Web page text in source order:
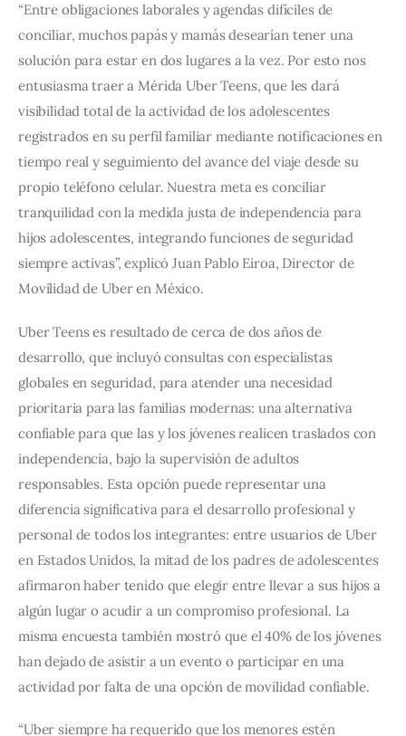
“Entre obligaciones laborales y agendas difíciles de
conciliar, muchos papás y mamás desearían tener una
solución para estar en dos lugares a la vez. Por esto nos
entusiasma traer a Mérida Uber Teens, que les dará
visibilidad total de la actividad de los adolescentes
registrados en su perfil familiar mediante notificaciones en
tiempo real y seguimiento del avance del viaje desde su
propio teléfono celular. Nuestra meta es conciliar
tranquilidad con la medida justa de independencia para
hijos adolescentes, integrando funciones de seguridad
siempre activas”, explicó Juan Pablo Eiroa, Director de
Movilidad de Uber en México.
Uber Teens es resultado de cerca de dos años de
desarrollo, que incluyó consultas con especialistas
globales en seguridad, para atender una necesidad
prioritaria para las familias modernas: una alternativa
confiable para que las y los jóvenes realicen traslados con
independencia, bajo la supervisión de adultos
responsables. Esta opción puede representar una
diferencia significativa para el desarrollo profesional y
personal de todos los integrantes: entre usuarios de Uber
en Estados Unidos, la mitad de los padres de adolescentes
afirmaron haber tenido que elegir entre llevar a sus hijos a
algún lugar o acudir a un compromiso profesional. La
misma encuesta también mostró que el 40% de los jóvenes
han dejado de asistir a un evento o participar en una
actividad por falta de una opción de movilidad confiable.
“Uber siempre ha requerido que los menores estén